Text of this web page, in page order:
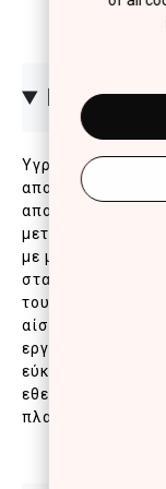
Υγρό κραγιόν
αποτέλεσμα. Με
αποδεδειγμένη
μεταφέρεται (no
με μία μόνο
στα χείλη. Η
του, δε σπάει
αίσθηση στα
εργονομικό
εύκολη,
εθελόντριες: no-
πλαστικό·